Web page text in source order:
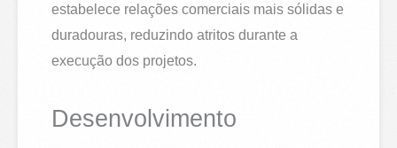
estabelece relações comerciais mais sólidas e
duradouras, reduzindo atritos durante a
execução dos projetos.
Desenvolvimento